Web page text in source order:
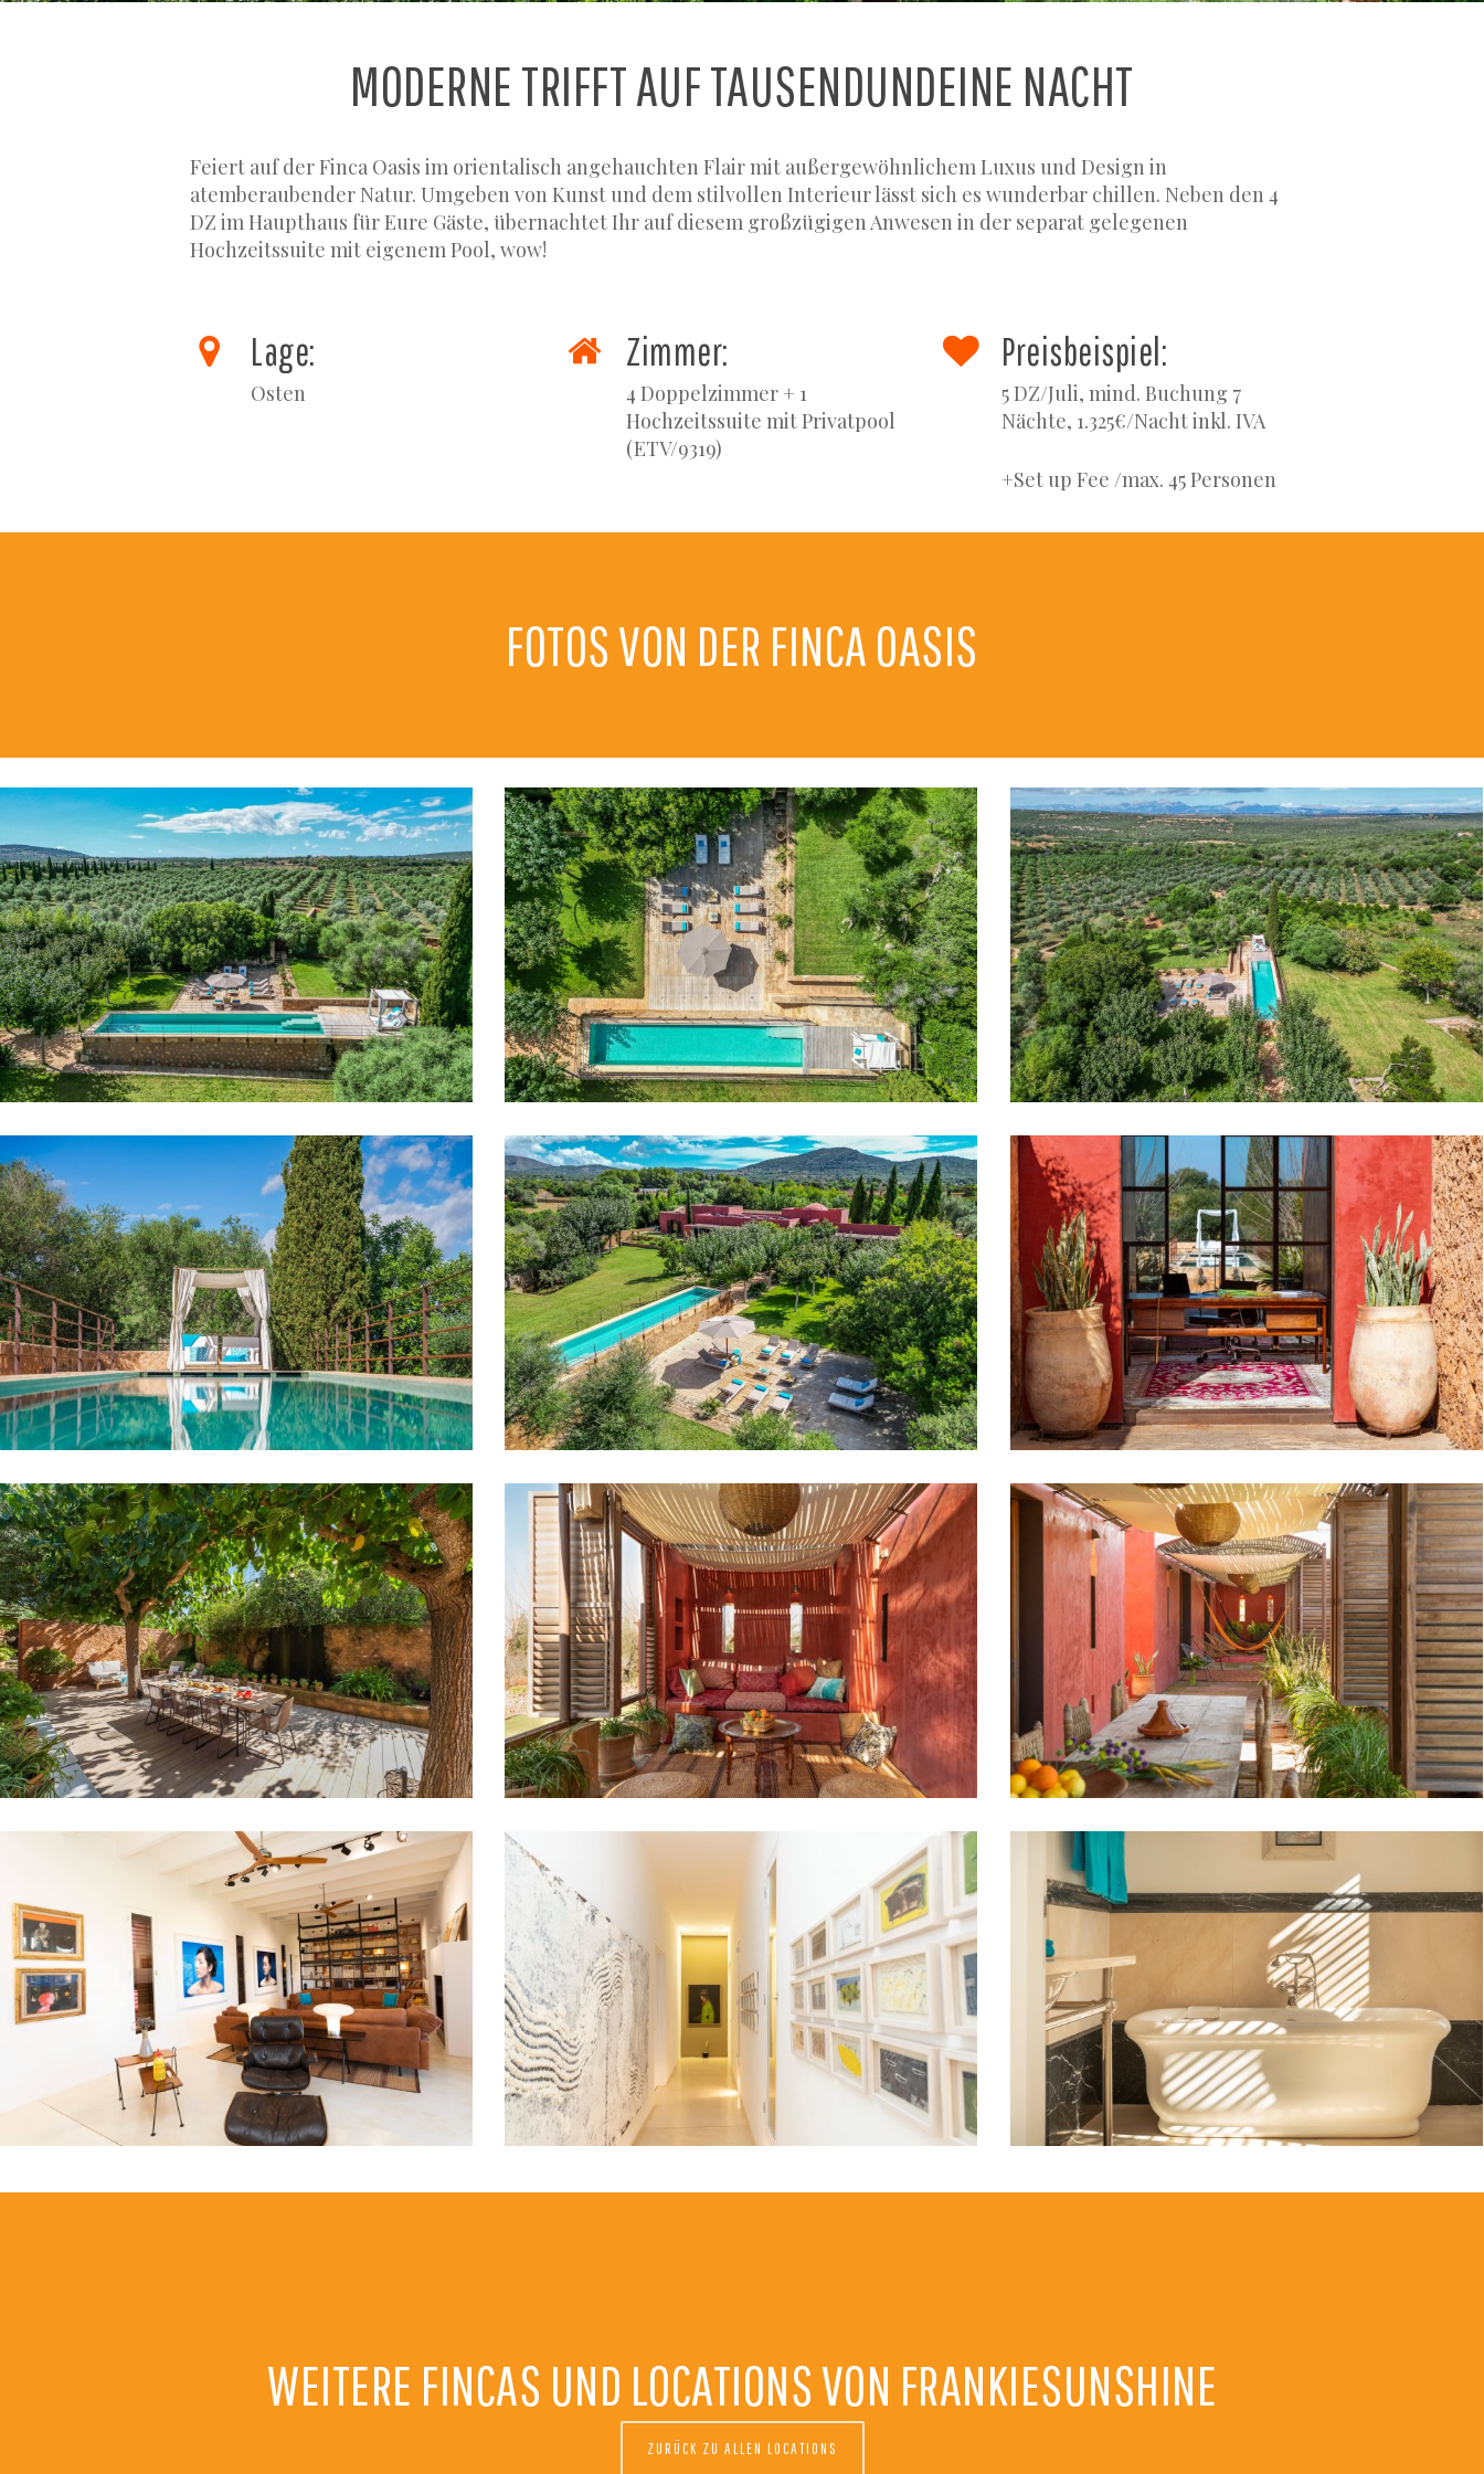
MODERNE TRIFFT AUF TAUSENDUNDEINE NACHT
Feiert auf der Finca Oasis im orientalisch angehauchten Flair mit außergewöhnlichem Luxus und Design in
atemberaubender Natur. Umgeben von Kunst und dem stilvollen Interieur lässt sich es wunderbar chillen. Neben den 4
DZ im Haupthaus für Eure Gäste, übernachtet Ihr auf diesem großzügigen Anwesen in der separat gelegenen
Hochzeitssuite mit eigenem Pool, wow!
Lage:
Osten
Zimmer:
4 Doppelzimmer + 1
Hochzeitssuite mit Privatpool
(ETV/9319)
Preisbeispiel:
5 DZ/Juli, mind. Buchung 7
Nächte, 1.325€/Nacht inkl. IVA
+Set up Fee /max. 45 Personen
FOTOS VON DER FINCA OASIS
WEITERE FINCAS UND LOCATIONS VON FRANKIESUNSHINE
ZURÜCK ZU ALLEN LOCATIONS